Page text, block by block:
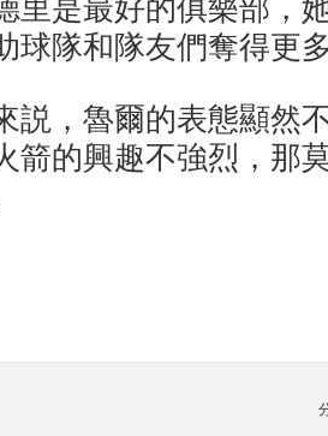
里是最好的俱樂部，
球隊和隊友們奪得更
，魯爾的表態顯然
箭的興趣不強烈，那